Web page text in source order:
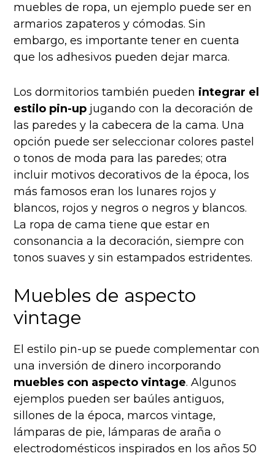
muebles de ropa, un ejemplo puede ser en
armarios zapateros y cómodas. Sin
embargo, es importante tener en cuenta
que los adhesivos pueden dejar marca.
Los dormitorios también pueden integrar el
estilo pin-up jugando con la decoración de
las paredes y la cabecera de la cama. Una
opción puede ser seleccionar colores pastel
o tonos de moda para las paredes; otra
incluir motivos decorativos de la época, los
más famosos eran los lunares rojos y
blancos, rojos y negros o negros y blancos.
La ropa de cama tiene que estar en
consonancia a la decoración, siempre con
tonos suaves y sin estampados estridentes.
Muebles de aspecto
vintage
El estilo pin-up se puede complementar con
una inversión de dinero incorporando
muebles con aspecto vintage. Algunos
ejemplos pueden ser baúles antiguos,
sillones de la época, marcos vintage,
lámparas de pie, lámparas de araña o
electrodomésticos inspirados en los años 50